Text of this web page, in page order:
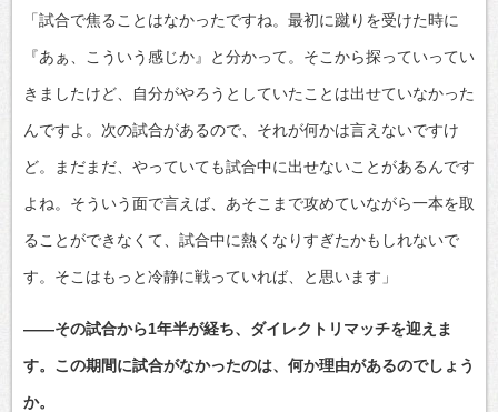
「試合で焦ることはなかったですね。最初に蹴りを受けた時に
『あぁ、こういう感じか』と分かって。そこから探っていってい
きましたけど、自分がやろうとしていたことは出せていなかった
んですよ。次の試合があるので、それが何かは言えないですけ
ど。まだまだ、やっていても試合中に出せないことがあるんです
よね。そういう面で言えば、あそこまで攻めていながら一本を取
ることができなくて、試合中に熱くなりすぎたかもしれないで
す。そこはもっと冷静に戦っていれば、と思います」
――その試合から1年半が経ち、ダイレクトリマッチを迎えま
す。この期間に試合がなかったのは、何か理由があるのでしょう
か。